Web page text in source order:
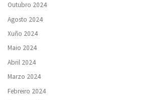
Outubro 2024
Agosto 2024
Xuño 2024
Maio 2024
Abril 2024
Marzo 2024
Febreiro 2024